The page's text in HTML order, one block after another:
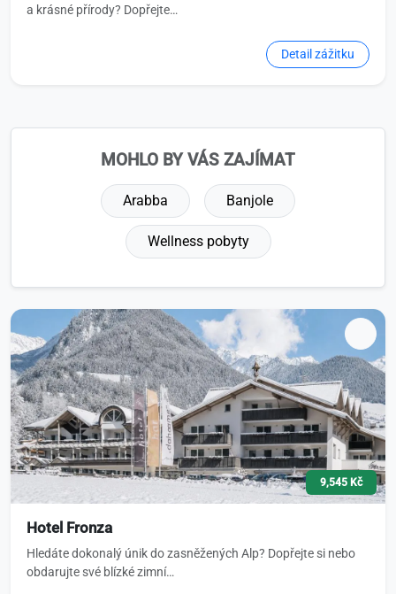
a krásné přírody? Dopřejte…
Detail zážitku
MOHLO BY VÁS ZAJÍMAT
Arabba Banjole
Wellness pobyty
9,545 Kč
Hotel Fronza
Hledáte dokonalý únik do zasněžených Alp? Dopřejte si nebo
obdarujte své blízké zimní…